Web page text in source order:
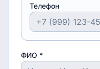
Телефон
ФИО *